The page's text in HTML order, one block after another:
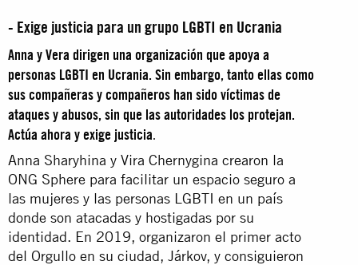
- Exige justicia para un grupo LGBTI en Ucrania
Anna y Vera dirigen una organización que apoya a
personas LGBTI en Ucrania. Sin embargo, tanto ellas como
sus compañeras y compañeros han sido víctimas de
ataques y abusos, sin que las autoridades los protejan.
Actúa ahora y exige justicia.
Anna Sharyhina y Vira Chernygina crearon la
ONG Sphere para facilitar un espacio seguro a
las mujeres y las personas LGBTI en un país
donde son atacadas y hostigadas por su
identidad. En 2019, organizaron el primer acto
del Orgullo en su ciudad, Járkov, y consiguieron